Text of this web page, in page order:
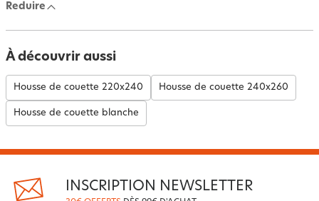
budget ?
Le prix compte, bien sûr, mais il doit être mis en relation avec l’usage. Une
matière agréable et une taille juste. Un modèle un peu plus qualitatif peut
À l’inverse, une housse choisie seulement pour son petit prix peut perdre
Pour acheter utile, posez-vous des questions concrètes : combien de fois
chaude ? Avez-vous besoin d’un entretien rapide ? Cherchez-vous une
parure complète ou seulement des housses pour alterner ? En répondant
Reduire
À découvrir aussi
Housse de couette 220x240 Housse de couette 240x260
Housse de couette blanche
INSCRIPTION NEWSLETTER